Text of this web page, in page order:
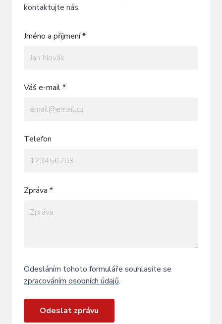
kontaktujte nás.
Jméno a příjmení *
Váš e-mail *
Telefon
Zpráva *
Odesláním tohoto formuláře souhlasíte se
zpracováním osobních údajů.
Odeslat zprávu